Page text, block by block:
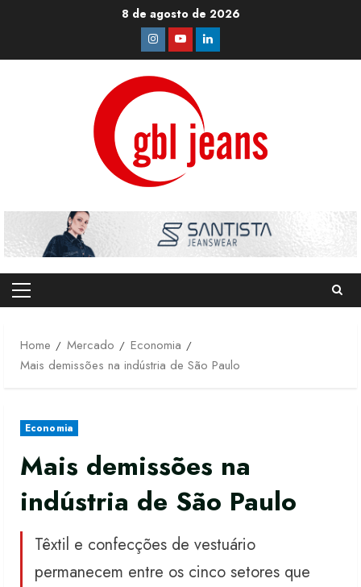
8 de agosto de 2026
Instagram
YoutubeLinkedin
Primary
Home
Mercado
Economia
Mais demissões na indústria de São Paulo
Economia
Mais demissões na
indústria de São Paulo
Têxtil e confecções de vestuário
permanecem entre os cinco setores que